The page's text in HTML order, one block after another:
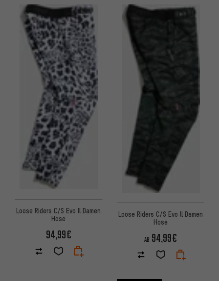
Loose Riders C/S Evo ll Damen
Hose
94,99€
Loose Riders C/S Evo ll Damen
Hose
AB 94,99€